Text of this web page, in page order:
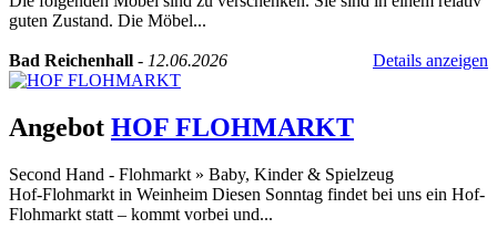
guten Zustand. Die Möbel...
Bad Reichenhall - 12.06.2026 Details anzeigen
Angebot HOF FLOHMARKT
Second Hand - Flohmarkt » Baby, Kinder & Spielzeug
Hof-Flohmarkt in Weinheim Diesen Sonntag findet bei uns ein Hof-
Flohmarkt statt – kommt vorbei und...